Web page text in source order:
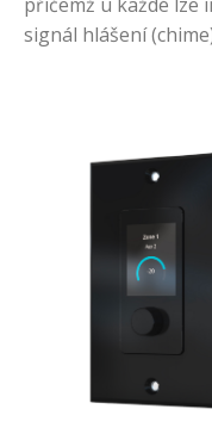
signál hlášení